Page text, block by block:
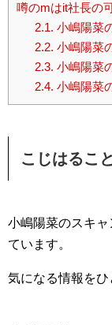
噂のmはit社長の
2.1. 小嶋陽菜
2.2. 小嶋陽菜
2.3. 小嶋陽菜
2.4. 小嶋陽菜
こじはるこ
小嶋陽菜のスキ
ています。
気になる情報をひ